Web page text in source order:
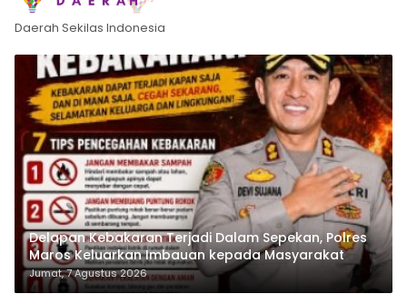
Daerah Sekilas Indonesia
Delapan Kebakaran Terjadi Dalam Sepekan, Polres
Maros Keluarkan Imbauan kepada Masyarakat
Jumat, 7 Agustus 2026